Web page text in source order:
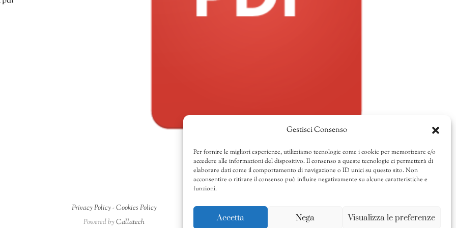
Gestisci Consenso
Per fornire le migliori esperienze, utilizziamo tecnologie come i cookie per memorizzare e/o
accedere alle informazioni del dispositivo. Il consenso a queste tecnologie ci permetterà di
elaborare dati come il comportamento di navigazione o ID unici su questo sito. Non
acconsentire o ritirare il consenso può influire negativamente su alcune caratteristiche e
funzioni.
Accetta Nega Visualizza le preferenze
Privacy Policy-Cookies Policy
Powered byCallatech